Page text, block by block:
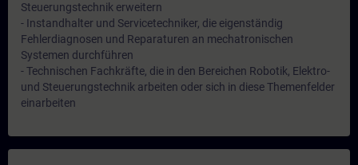
Steuerungstechnik erweitern
- Instandhalter und Servicetechniker, die eigenständig
Fehlerdiagnosen und Reparaturen an mechatronischen
Systemen durchführen
- Technischen Fachkräfte, die in den Bereichen Robotik, Elektro-
und Steuerungstechnik arbeiten oder sich in diese Themenfelder
einarbeiten